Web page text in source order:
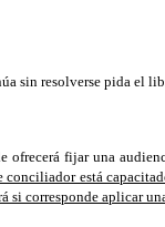
sin resolverse pida el
fijar una
conciliador está
si corresponde aplicar